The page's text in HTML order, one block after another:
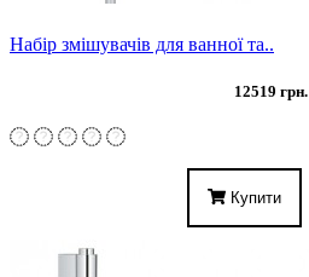
Набір змішувачів для ванної та..
12519 грн.
Купити